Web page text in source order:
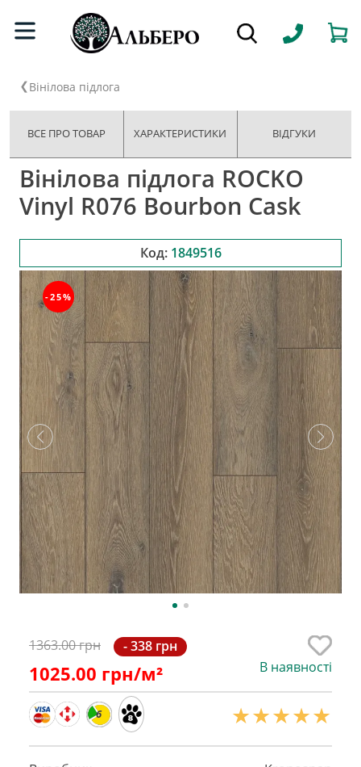
Вінілова підлога
ВСЕ ПРО ТОВАР ХАРАКТЕРИСТИКИ ВІДГУКИ
Вінілова підлога ROCKO
Vinyl R076 Bourbon Cask
Код: 1849516
-25%
1363.00 грн - 338 грн
1025.00 грн/м² В наявності
6